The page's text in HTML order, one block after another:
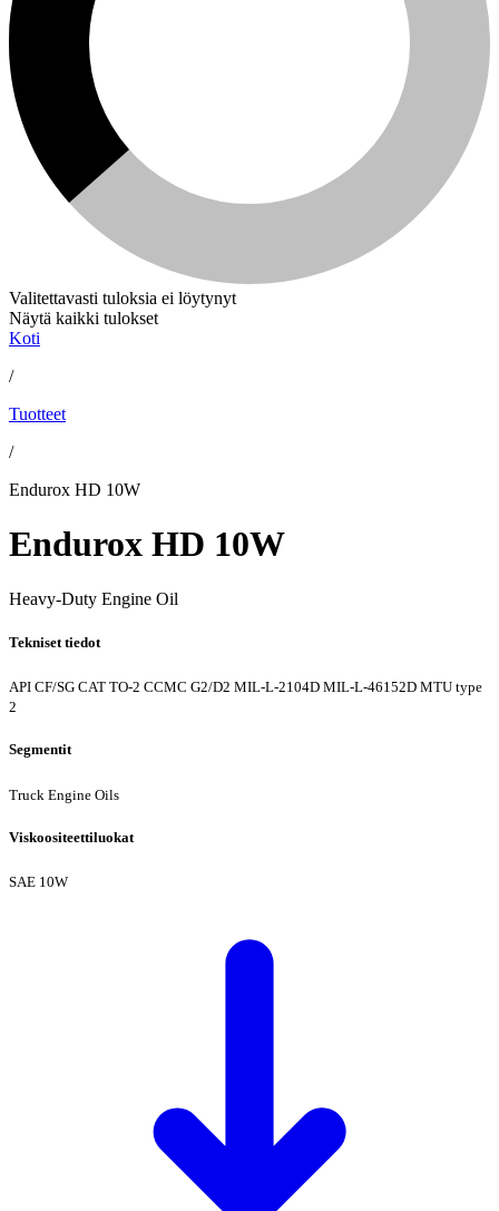
Valitettavasti tuloksia ei löytynyt
Näytä kaikki tulokset
Koti
/
Tuotteet
/
Endurox HD 10W
Endurox HD 10W
Heavy-Duty Engine Oil
Tekniset tiedot
API CF/SG CAT TO-2 CCMC G2/D2 MIL-L-2104D MIL-L-46152D MTU type
2
Segmentit
Truck Engine Oils
Viskoositeettiluokat
SAE 10W